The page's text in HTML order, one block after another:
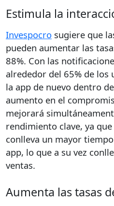
Estimula la
Invespocro sugiere que
pueden aumentar las
88%. Con las
alrededor del 65% de
la app de nuevo dentro
aumento en el
mejorará
rendimiento clave, ya
conlleva un mayor
app, lo que a su vez
ventas.
Aumenta las tasas